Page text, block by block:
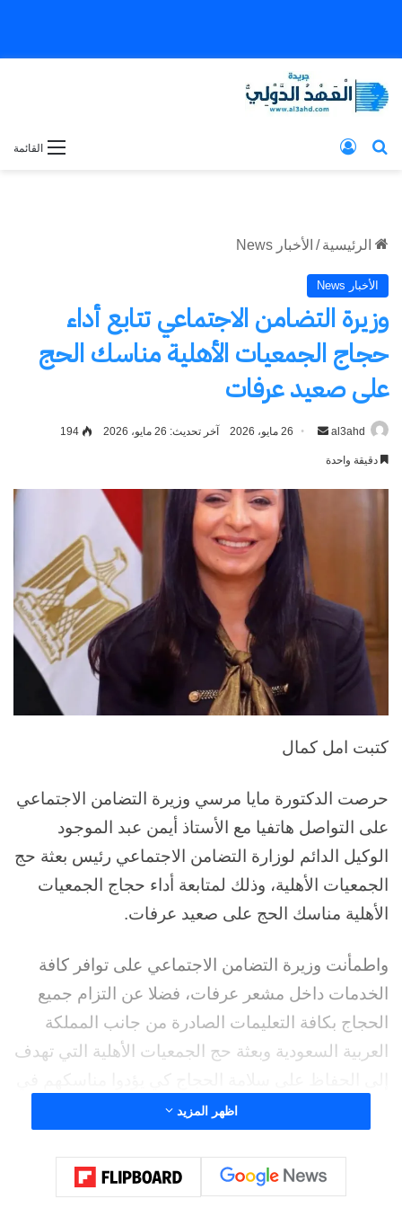
القائمة بحث عن
الرئيسية / الأخبار News
الأخبار News
وزيرة التضامن الاجتماعي تتابع أداء
حجاج الجمعيات الأهلية مناسك الحج
على صعيد عرفات
al3ahd
أرسل 26 مايو، 2026 آخر تحديث: 26 مايو، 2026 194
دقيقة واحدة
كتبت امل كمال
حرصت الدكتورة مايا مرسي وزيرة التضامن الاجتماعي
على التواصل هاتفيا مع الأستاذ أيمن عبد الموجود
الوكيل الدائم لوزارة التضامن الاجتماعي رئيس بعثة حج
الجمعيات الأهلية، وذلك لمتابعة أداء حجاج الجمعيات
الأهلية مناسك الحج على صعيد عرفات.
واطمأنت وزيرة التضامن الاجتماعي على توافر كافة
الخدمات داخل مشعر عرفات، فضلا عن التزام جميع
الحجاج بكافة التعليمات الصادرة من جانب المملكة
العربية السعودية وبعثة حج الجمعيات الأهلية التي تهدف
وطالبت الدكتورة مايا مرسي بالتشديد على أعضاء
البعثة بضرورة التزام الحجاج داخل المخيمات المعدة
اظهر المزيد